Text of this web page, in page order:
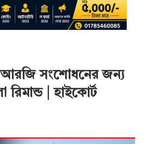
সংশোধনের জন্য
রিমান্ড | হাইকোর্ট